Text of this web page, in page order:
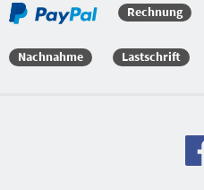
Rechnung
Nachnahme Lastschrift